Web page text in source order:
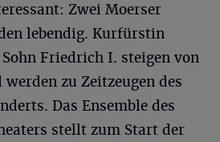
Zwei Moerser
lebendig. Kurfürstin
Friedrich I. steigen von
zu Zeitzeugen des
Das Ensemble des
stellt zum Start der